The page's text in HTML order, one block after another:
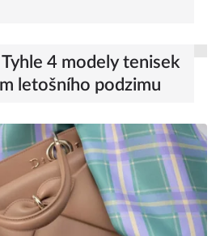
4 modely tenisek
letošního podzimu